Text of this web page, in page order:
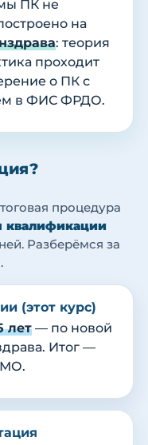
ПК не
на
: теория
проходит
о ПК с
в ФИС ФРДО.
процедура
квалификации
Разберёмся за
(этот курс)
лет — по новой
Итог —